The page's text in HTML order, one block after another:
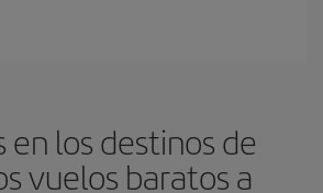
en los destinos de
vuelos baratos a